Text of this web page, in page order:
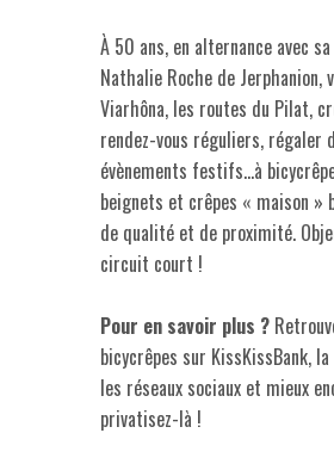
À 50 ans, en alternance avec
Nathalie Roche de Jerphanion,
Viarhôna, les routes du Pilat,
rendez-vous réguliers, régaler
évènements festifs…à
beignets et crêpes « maison »
de qualité et de proximité.
circuit court !
Pour en savoir plus ?
bicycrêpes sur KissKissBank,
les réseaux sociaux et mieux
privatisez-là !